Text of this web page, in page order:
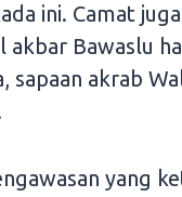
ini. Camat
akbar Bawaslu
sapaan akrab
yang